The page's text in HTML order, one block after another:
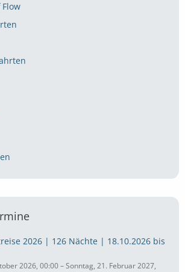
2026 | 126 Nächte | 18.10.2026 bis
2026, 00:00 – Sonntag, 21. Februar 2027,